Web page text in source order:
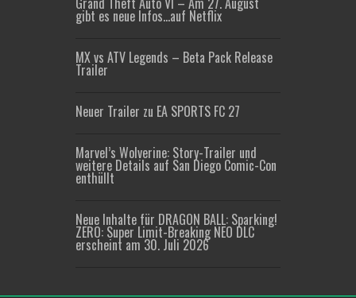
gibt es neue Infos…auf Netflix
MX vs ATV Legends – Beta Pack Release
Trailer
Neuer Trailer zu EA SPORTS FC 27
Marvel’s Wolverine: Story-Trailer und
weitere Details auf San Diego Comic-Con
enthüllt
Neue Inhalte für DRAGON BALL: Sparking!
ZERO: Super Limit-Breaking NEO DLC
erscheint am 30. Juli 2026